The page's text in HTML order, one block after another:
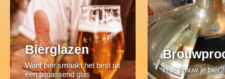
Bierglazen
Want bier smaakt het best uit
een bijpassend glas
Hoe brouw je bier?